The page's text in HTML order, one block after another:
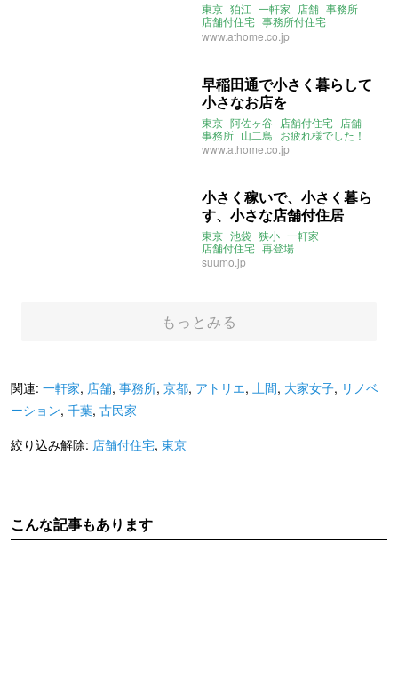
東京 狛江 一軒家 店舗 事務所
店舗付住宅 事務所付住宅
ウスウス
www.athome.co.jp
早稲田通で小さく暮らして
小さなお店を
東京 阿佐ヶ谷 店舗付住宅 店舗
事務所 山二鳥 お疲れ様でした！
www.athome.co.jp
小さく稼いで、小さく暮ら
す、小さな店舗付住居
東京 池袋 狭小 一軒家
店舗付住宅 再登場
suumo.jp
もっとみる
関連: 一軒家, 店舗, 事務所, 京都, アトリエ, 土間, 大家女子, リノベ
ーション, 千葉, 古民家
絞り込み解除: 店舗付住宅, 東京
こんな記事もあります